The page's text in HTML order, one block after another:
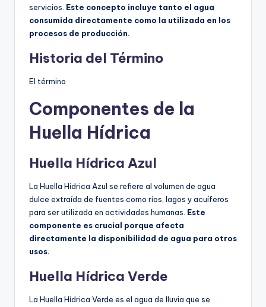
servicios. Este concepto incluye tanto el agua
consumida directamente como la utilizada en los
procesos de producción.
Historia del Término
El término
Componentes de la
Huella Hídrica
Huella Hídrica Azul
La Huella Hídrica Azul se refiere al volumen de agua
dulce extraída de fuentes como ríos, lagos y acuíferos
para ser utilizada en actividades humanas. Este
componente es crucial porque afecta
directamente la disponibilidad de agua para otros
usos.
Huella Hídrica Verde
La Huella Hídrica Verde es el agua de lluvia que se